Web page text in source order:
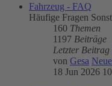
Fahrzeug - FAQ
Häufige Fragen
160 Themen
1197 Beiträge
Letzter Beitrag
von Gesa
18 Jun 2026